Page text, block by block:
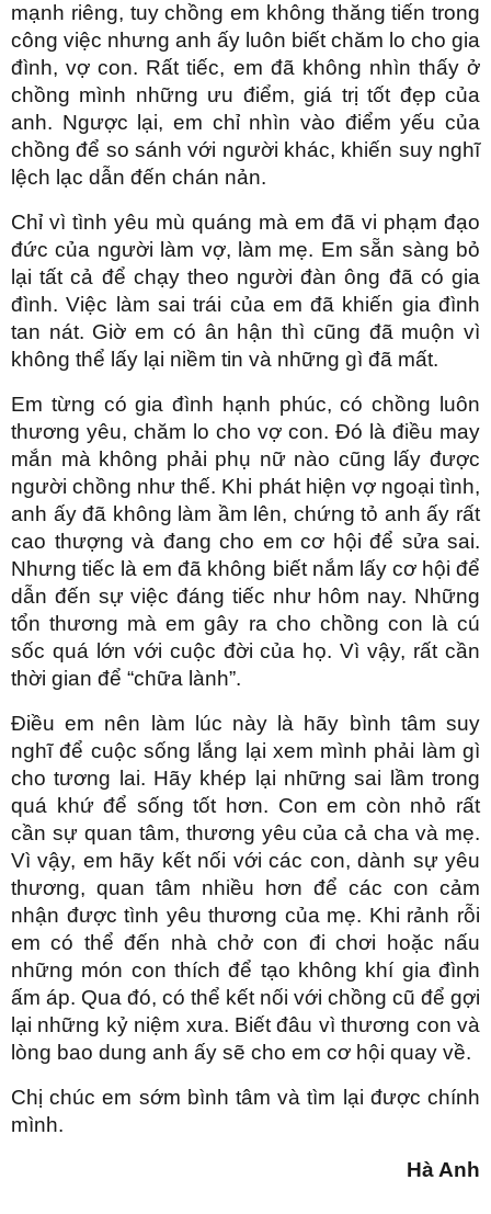
mạnh riêng, tuy chồng em không thăng tiến trong
công việc nhưng anh ấy luôn biết chăm lo cho gia
đình, vợ con. Rất tiếc, em đã không nhìn thấy ở
chồng mình những ưu điểm, giá trị tốt đẹp của
anh. Ngược lại, em chỉ nhìn vào điểm yếu của
chồng để so sánh với người khác, khiến suy nghĩ
lệch lạc dẫn đến chán nản.
Chỉ vì tình yêu mù quáng mà em đã vi phạm đạo
đức của người làm vợ, làm mẹ. Em sẵn sàng bỏ
lại tất cả để chạy theo người đàn ông đã có gia
đình. Việc làm sai trái của em đã khiến gia đình
tan nát. Giờ em có ân hận thì cũng đã muộn vì
không thể lấy lại niềm tin và những gì đã mất.
Em từng có gia đình hạnh phúc, có chồng luôn
thương yêu, chăm lo cho vợ con. Đó là điều may
mắn mà không phải phụ nữ nào cũng lấy được
người chồng như thế. Khi phát hiện vợ ngoại tình,
anh ấy đã không làm ầm lên, chứng tỏ anh ấy rất
cao thượng và đang cho em cơ hội để sửa sai.
Nhưng tiếc là em đã không biết nắm lấy cơ hội để
dẫn đến sự việc đáng tiếc như hôm nay. Những
tổn thương mà em gây ra cho chồng con là cú
sốc quá lớn với cuộc đời của họ. Vì vậy, rất cần
thời gian để “chữa lành”.
Điều em nên làm lúc này là hãy bình tâm suy
nghĩ để cuộc sống lắng lại xem mình phải làm gì
cho tương lai. Hãy khép lại những sai lầm trong
quá khứ để sống tốt hơn. Con em còn nhỏ rất
cần sự quan tâm, thương yêu của cả cha và mẹ.
Vì vậy, em hãy kết nối với các con, dành sự yêu
thương, quan tâm nhiều hơn để các con cảm
nhận được tình yêu thương của mẹ. Khi rảnh rỗi
em có thể đến nhà chở con đi chơi hoặc nấu
những món con thích để tạo không khí gia đình
ấm áp. Qua đó, có thể kết nối với chồng cũ để gợi
lại những kỷ niệm xưa. Biết đâu vì thương con và
lòng bao dung anh ấy sẽ cho em cơ hội quay về.
Chị chúc em sớm bình tâm và tìm lại được chính
mình.
Hà Anh